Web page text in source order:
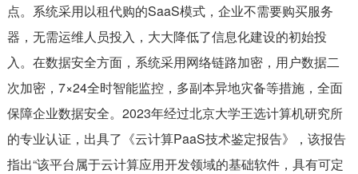
点。系统采用以租代购的SaaS模式，企业不需要购买服务
器，无需运维人员投入，大大降低了信息化建设的初始投
入。在数据安全方面，系统采用网络链路加密，用户数据二
次加密，7×24全时智能监控，多副本异地灾备等措施，全面
保障企业数据安全。2023年经过北京大学王选计算机研究所
的专业认证，出具了《云计算PaaS技术鉴定报告》，该报告
指出“该平台属于云计算应用开发领域的基础软件，具有可定